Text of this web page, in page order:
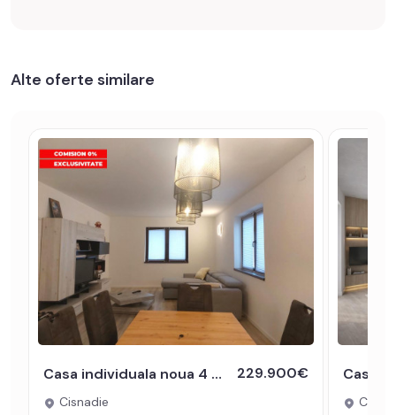
Alte oferte similare
Casa individuala noua 4 camere P+M curte libera 416 Cisnadie 229.900€
Cisnadie